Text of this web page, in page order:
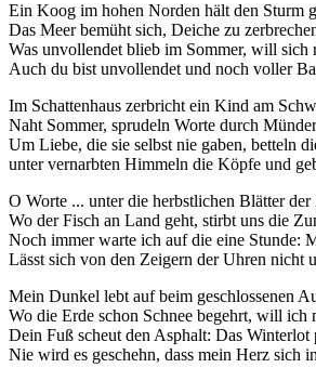
Ein Koog im hohen Norden hält den Sturm
Das Meer bemüht sich, Deiche zu
Was unvollendet blieb im Sommer, will sich
Auch du bist unvollendet und noch voller
Im Schattenhaus zerbricht ein Kind am
Naht Sommer, sprudeln Worte durch
Um Liebe, die sie selbst nie gaben, betteln
unter vernarbten Himmeln die Köpfe und
O Worte ... unter die herbstlichen Blätter der
Wo der Fisch an Land geht, stirbt uns die
Noch immer warte ich auf die eine Stunde:
Lässt sich von den Zeigern der Uhren nicht
Mein Dunkel lebt auf beim geschlossenen
Wo die Erde schon Schnee begehrt, will ich
Dein Fuß scheut den Asphalt: Das Winterlot
Nie wird es geschehn, dass mein Herz sich